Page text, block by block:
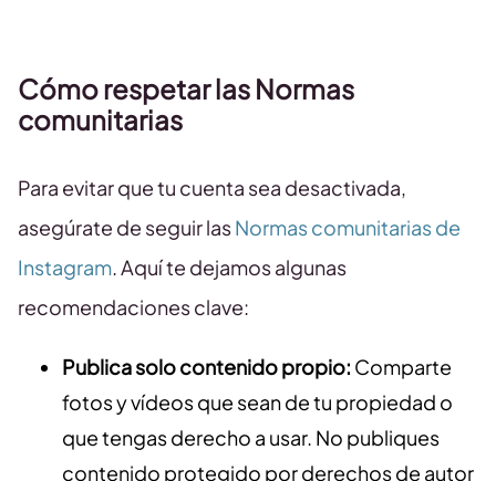
Cómo respetar las Normas
comunitarias
Para evitar que tu cuenta sea desactivada,
asegúrate de seguir lasNormas comunitarias de
Instagram. Aquí te dejamos algunas
recomendaciones clave:
Publica solo contenido propio: Comparte
fotos y vídeos que sean de tu propiedad o
que tengas derecho a usar. No publiques
contenido protegido por derechos de autor